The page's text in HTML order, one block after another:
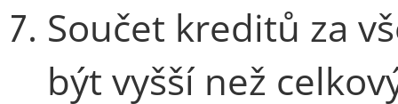
Součet kreditů za
být vyšší než